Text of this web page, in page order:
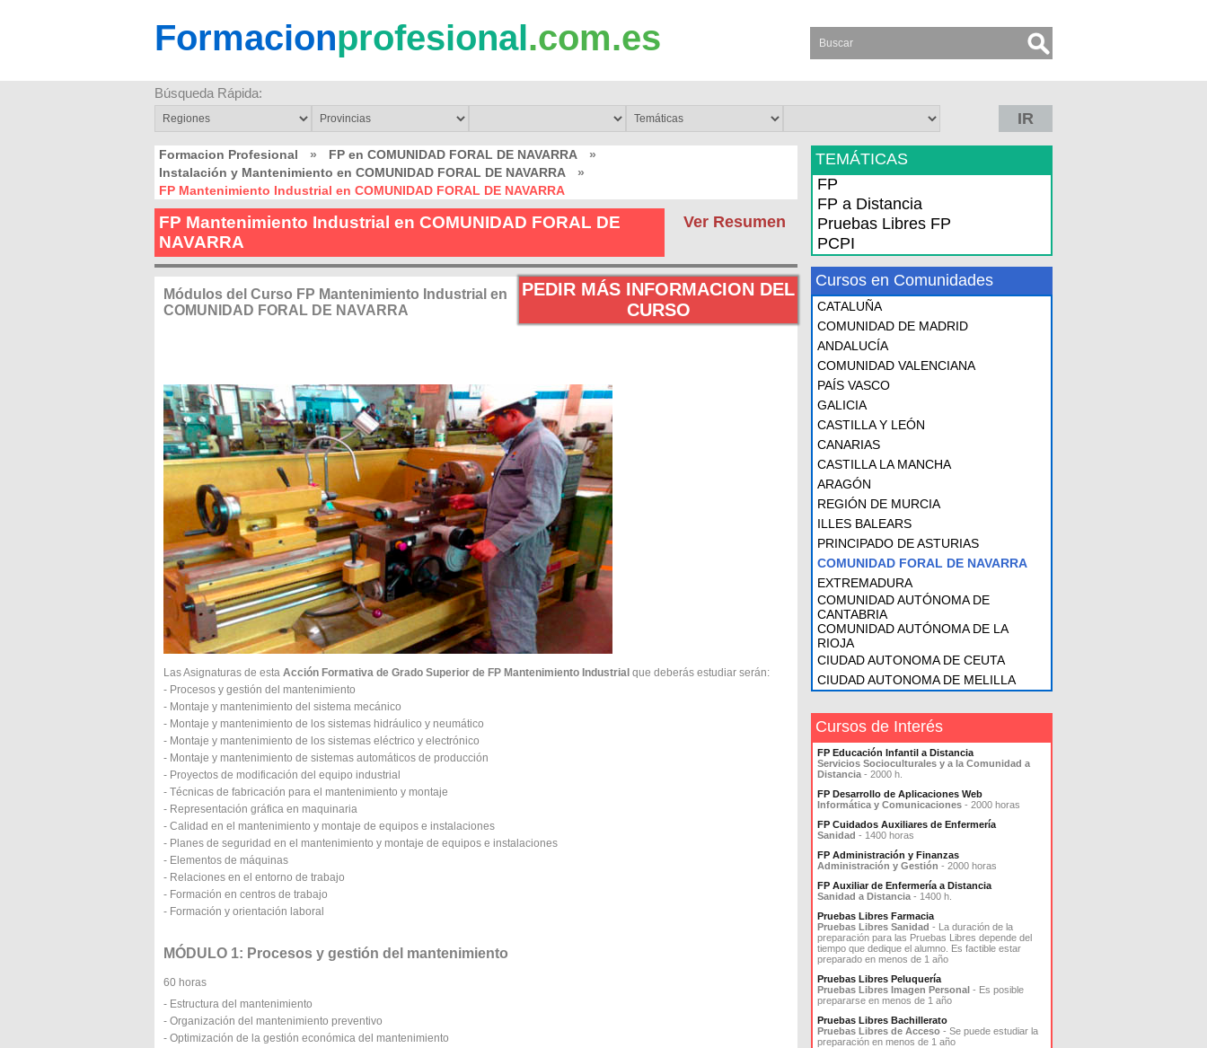
Formacionprofesional.com.es
Búsqueda Rápida:
IR
Formacion Profesional » FP en COMUNIDAD FORAL DE NAVARRA
»
Instalación y Mantenimiento en COMUNIDAD FORAL DE NAVARRA
»
FP Mantenimiento Industrial en COMUNIDAD FORAL DE NAVARRA
Ver Resumen
FP Mantenimiento Industrial en COMUNIDAD FORAL DE
NAVARRA
PEDIR MÁS INFORMACION DEL
CURSO
Módulos del Curso FP Mantenimiento Industrial en
COMUNIDAD FORAL DE NAVARRA
Las Asignaturas de esta Acción Formativa de Grado Superior de FP Mantenimiento Industrial que deberás estudiar serán:
- Procesos y gestión del mantenimiento
- Montaje y mantenimiento del sistema mecánico
- Montaje y mantenimiento de los sistemas hidráulico y neumático
- Montaje y mantenimiento de los sistemas eléctrico y electrónico
- Montaje y mantenimiento de sistemas automáticos de producción
- Proyectos de modificación del equipo industrial
- Técnicas de fabricación para el mantenimiento y montaje
- Representación gráfica en maquinaria
- Calidad en el mantenimiento y montaje de equipos e instalaciones
- Planes de seguridad en el mantenimiento y montaje de equipos e instalaciones
- Elementos de máquinas
- Relaciones en el entorno de trabajo
- Formación en centros de trabajo
- Formación y orientación laboral
MÓDULO 1: Procesos y gestión del mantenimiento
60 horas
- Estructura del mantenimiento
- Organización del mantenimiento preventivo
- Optimización de la gestión económica del mantenimiento
TEMÁTICAS
FP
FP a Distancia
Pruebas Libres FP
PCPI
Cursos en Comunidades
CATALUÑA
COMUNIDAD DE MADRID
ANDALUCÍA
COMUNIDAD VALENCIANA
PAÍS VASCO
GALICIA
CASTILLA Y LEÓN
CANARIAS
CASTILLA LA MANCHA
ARAGÓN
REGIÓN DE MURCIA
ILLES BALEARS
PRINCIPADO DE ASTURIAS
COMUNIDAD FORAL DE NAVARRA
EXTREMADURA
COMUNIDAD AUTÓNOMA DE
CANTABRIA
COMUNIDAD AUTÓNOMA DE LA
RIOJA
CIUDAD AUTONOMA DE CEUTA
CIUDAD AUTONOMA DE MELILLA
Cursos de Interés
FP Educación Infantil a Distancia
Servicios Socioculturales y a la Comunidad a
Distancia - 2000 h.
FP Desarrollo de Aplicaciones Web
Informática y Comunicaciones - 2000 horas
FP Cuidados Auxiliares de Enfermería
Sanidad - 1400 horas
FP Administración y Finanzas
Administración y Gestión - 2000 horas
FP Auxiliar de Enfermería a Distancia
Sanidad a Distancia - 1400 h.
Pruebas Libres Farmacia
Pruebas Libres Sanidad - La duración de la
preparación para las Pruebas Libres depende del
tiempo que dedique el alumno. Es factible estar
preparado en menos de 1 año
Pruebas Libres Peluquería
Pruebas Libres Imagen Personal - Es posible
prepararse en menos de 1 año
Pruebas Libres Bachillerato
Pruebas Libres de Acceso - Se puede estudiar la
preparación en menos de 1 año